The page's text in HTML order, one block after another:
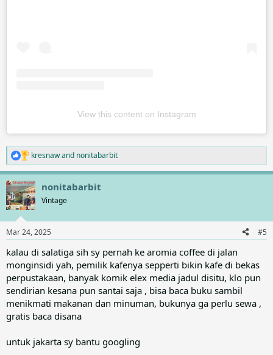
View this content on Instagram
R
e
a
c
t
i
n
s
kresnawand nonitabarbit
nonitabarbit
Vintage
Mar 24, 2025 #5
kalau di salatiga sih sy pernah ke aromia coffee di jalan
monginsidi yah, pemilik kafenya sepperti bikin kafe di bekas
perpustakaan, banyak komik elex media jadul disitu, klo pun
sendirian kesana pun santai saja , bisa baca buku sambil
menikmati makanan dan minuman, bukunya ga perlu sewa ,
gratis baca disana
untuk jakarta sy bantu googling